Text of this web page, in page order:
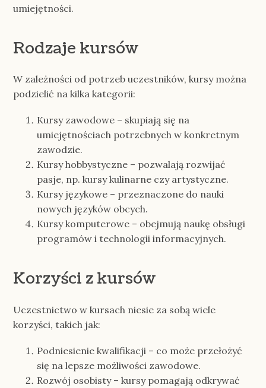
umiejętności.
Rodzaje kursów
W zależności od potrzeb uczestników, kursy można
podzielić na kilka kategorii:
Kursy zawodowe – skupiają się na
umiejętnościach potrzebnych w konkretnym
zawodzie.
Kursy hobbystyczne – pozwalają rozwijać
pasje, np. kursy kulinarne czy artystyczne.
Kursy językowe – przeznaczone do nauki
nowych języków obcych.
Kursy komputerowe – obejmują naukę obsługi
programów i technologii informacyjnych.
Korzyści z kursów
Uczestnictwo w kursach niesie za sobą wiele
korzyści, takich jak:
Podniesienie kwalifikacji – co może przełożyć
się na lepsze możliwości zawodowe.
Rozwój osobisty – kursy pomagają odkrywać